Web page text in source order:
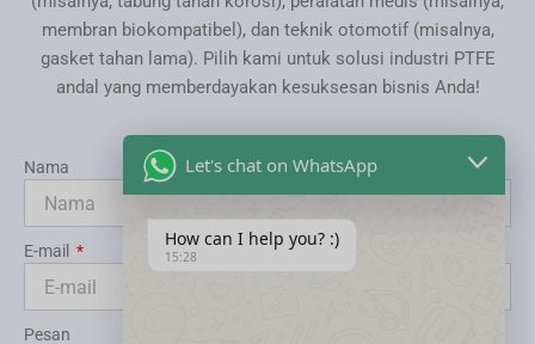
membran biokompatibel), dan teknik otomotif (misalnya,
gasket tahan lama). Pilih kami untuk solusi industri PTFE
andal yang memberdayakan kesuksesan bisnis Anda!
Nama
E-mail
Pesan
Let's chat on WhatsApp
How can I help you? :)
15:28